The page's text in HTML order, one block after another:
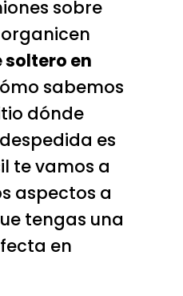
sobre
en
sabemos
dónde
es
te vamos a
aspectos a
tengas una
en